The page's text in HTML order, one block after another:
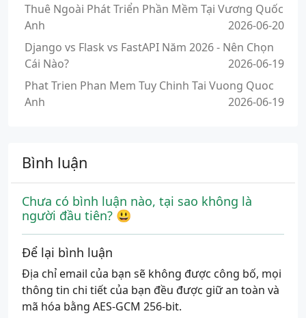
Thuê Ngoài Phát Triển Phần Mềm Tại Vương Quốc
Anh
2026-06-20
Django vs Flask vs FastAPI Năm 2026 - Nên Chọn
Cái Nào?
2026-06-19
Phat Trien Phan Mem Tuy Chinh Tai Vuong Quoc
Anh
2026-06-19
Bình luận
Chưa có bình luận nào, tại sao không là
người đầu tiên? 😃
Để lại bình luận
Địa chỉ email của bạn sẽ không được công bố, mọi
thông tin chi tiết của bạn đều được giữ an toàn và
mã hóa bằng AES-GCM 256-bit.